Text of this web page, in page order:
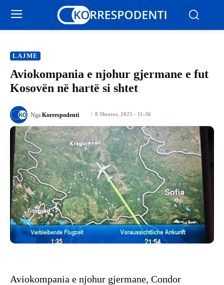
LAJME
Aviokompania e njohur gjermane e fut
Kosovën në hartë si shtet
8 Shtator, 2025 - 11:36
Nga Korrespodenti
Aviokompania e njohur gjermane, Condor